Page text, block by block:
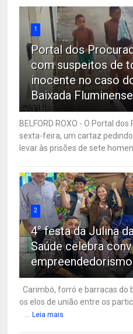
1
Portal dos
com suspeitos de
inocente no caso
Baixada Fluminense
BELFORD ROXO - O Portal
sexta-feira, um cartaz
levar às prisões de sete
2
4° festa da Julina
Saúde celebra
empreendedorismo
Carimbó, forró e barracas do
os elos de união entre os
Leia mais